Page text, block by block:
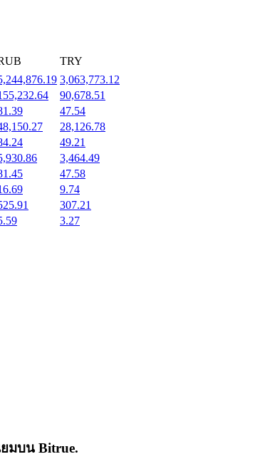
TRY
3,063,773.12
90,678.51
47.54
28,126.78
49.21
3,464.49
47.58
9.74
307.21
3.27
ยมบน Bitrue.